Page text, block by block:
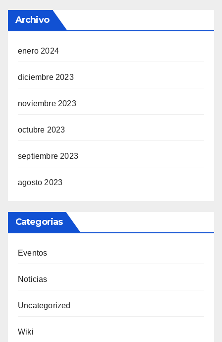
Archivo
enero 2024
diciembre 2023
noviembre 2023
octubre 2023
septiembre 2023
agosto 2023
Categorias
Eventos
Noticias
Uncategorized
Wiki